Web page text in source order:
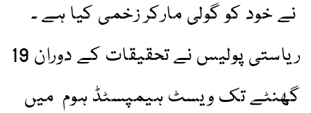
نے خود کو گولی مارکر زخمی کیا ہے ۔
ریاستی پولیس نے تحقیقات کے دوران 19
گھنٹے تک ویسٹ ہیمپسٹڈ ہوم میں